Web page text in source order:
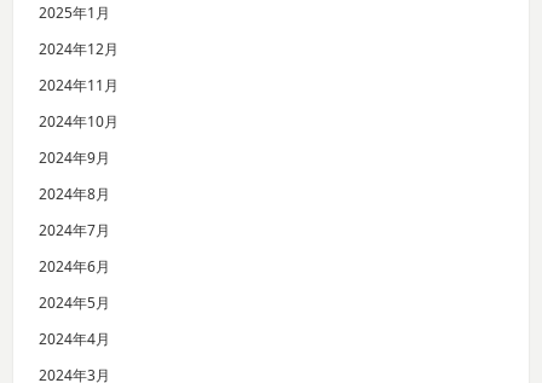
2025年1月
2024年12月
2024年11月
2024年10月
2024年9月
2024年8月
2024年7月
2024年6月
2024年5月
2024年4月
2024年3月